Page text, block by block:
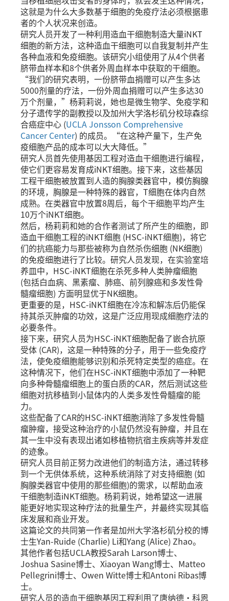
这就是为什么大多数基于细胞的免疫疗法必须根据患
者的个人状况来创造。
研究人员开发了一种利用造血干细胞制造大量iNKT
细胞的新方法，这种造血干细胞可以自我复制并产生
各种血液和免疫细胞。该研究小组使用了从4个供者
脐带血样本和8个供者外周血样本中获取的干细胞。
“我们的研究表明，一份脐带血捐赠可以产生多达
5000剂量的疗法，一份外周血捐赠可以产生多达30
万个剂量，”杨莉莉说，她也是微生物学、免疫学和
分子遗传学的副教授以及加州大学洛杉矶分校琼森综
合癌症中心 (UCLA Jonsson Comprehensive
Cancer Center) 的成员。“在这种产量下，生产免
疫细胞产品的成本可以大大降低。”
研究人员首先使用基因工程对造血干细胞进行编程，
使它们更容易发育成iNKT细胞。接下来，这些基因
工程干细胞被放置到人造的胸腺类器官中，模仿胸腺
的环境，胸腺是一种特殊的器官，T细胞在体内自然
成熟。在类器官中放置8周后，每个干细胞平均产生
10万个iNKT细胞。
然后，杨莉莉和她的合作者测试了所产生的细胞，即
造血干细胞工程的iNKT细胞 (HSC-iNKT细胞)，将它
们的抗癌能力与那些被称为自然杀伤细胞 (NK细胞)
的免疫细胞进行了比较。研究人员发现，在实验室培
养皿中，HSC-iNKT细胞在杀死多种人类肿瘤细胞
(包括白血病、黑素瘤、肺癌、前列腺癌和多发性骨
髓瘤细胞) 方面明显优于NK细胞。
更重要的是，HSC-iNKT细胞在冷冻和解冻后仍能保
持其杀灭肿瘤的功效，这是广泛应用现成细胞疗法的
必要条件。
接下来，研究人员为HSC-iNKT细胞配备了嵌合抗原
受体 (CAR)，这是一种特殊的分子，用于一些免疫疗
法，使免疫细胞能够识别和杀死特定类型的癌症。在
这种情况下，他们在HSC-iNKT细胞中添加了一种靶
向多种骨髓瘤细胞上的蛋白质的CAR，然后测试这些
细胞对抗移植到小鼠体内的人类多发性骨髓瘤的能
力。
这些配备了CAR的HSC-iNKT细胞消除了多发性骨髓
瘤肿瘤，接受这种治疗的小鼠仍然没有肿瘤，并且在
其一生中没有表现出诸如移植物抗宿主疾病等并发症
的迹象。
研究人员目前正努力改进他们的制造方法，通过转移
到一个无供体系统，这种系统消除了对支持细胞 (如
胸腺类器官中使用的那些细胞)的需求，以帮助血液
干细胞制造iNKT细胞。杨莉莉说，她希望这一进展
能更好地实现这种疗法的批量生产，并最终实现其临
床发展和商业开发。
这篇论文的共同第一作者是加州大学洛杉矶分校的博
士生Yan-Ruide (Charlie) Li和Yang (Alice) Zhao。
其他作者包括UCLA教授Sarah Larson博士、
Joshua Sasine博士、Xiaoyan Wang博士、Matteo
Pellegrini博士、Owen Witte博士和Antoni Ribas博
士。
研究人员的造血干细胞基因工程利用了唐纳德·科恩